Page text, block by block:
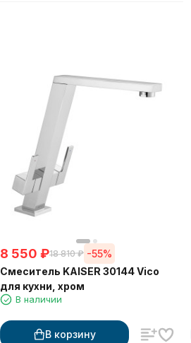
8 550 ₽18 810 ₽ -55%
Смеситель KAISER 30144 Vico
для кухни, хром
В наличии
В корзину